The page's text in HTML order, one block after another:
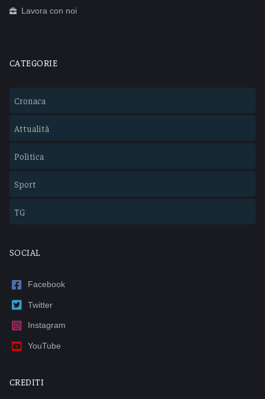
Lavora con noi
CATEGORIE
Cronaca
Attualità
Politica
Sport
TG
SOCIAL
Facebook
Twitter
Instagram
YouTube
CREDITI